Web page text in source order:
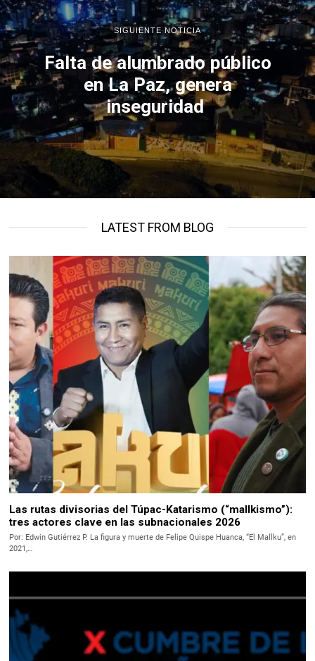
SIGUIENTE NOTICIA
Falta de alumbrado público
en La Paz, genera
inseguridad
LATEST FROM BLOG
Las rutas divisorias del Túpac-Katarismo (“mallkismo”):
tres actores clave en las subnacionales 2026
Por: Edwin Gutiérrez P. La figura y muerte de Felipe Quispe Huanca, “El Mallku”, en
2021,…